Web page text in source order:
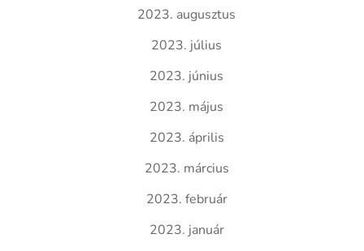
2023. augusztus
2023. július
2023. június
2023. május
2023. április
2023. március
2023. február
2023. január